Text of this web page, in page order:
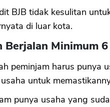
BJB tidak kesulitan
di luar kota.
Berjalan Minimum
peminjam harus punya
untuk
punya usaha yang